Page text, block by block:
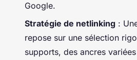
Google.
Stratégie de netlinking :
repose sur une sélection
supports, des ancres